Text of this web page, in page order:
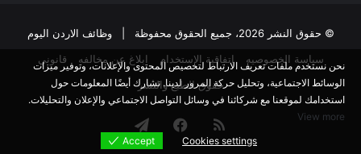
© حقوق النشر 2026، جميع الحقوق محفوظة |
وظائف الاردن اليوم
سياسة الخصوصيه
اتفاقية الاستخدام ابلاغ عن مخالفه
قانوني
حقوق الطبع والنشر
ملخصفيسبوكتيلقرام
نحن نستخدم ملفات تعريف الارتباط لتخصيص المحتوى والإعلانات، وتوفير ميزات
الوسائط الاجتماعية، وتحليل حركة المرور لدينا. نشارك أيضًا المعلومات حول
استخدامك لموقعنا مع شركائنا في وسائل التواصل الاجتماعي والإعلان والتحليلات.
View more
Cookies settings
Accept